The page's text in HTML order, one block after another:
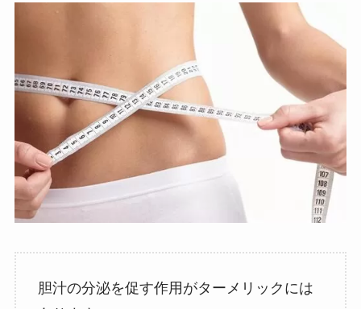
胆汁の分泌を促す作用がターメリックには